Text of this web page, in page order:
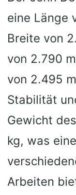
eine Länge
Breite von
von 2.790
von 2.495
Stabilität
Gewicht
kg, was
Arbeiten